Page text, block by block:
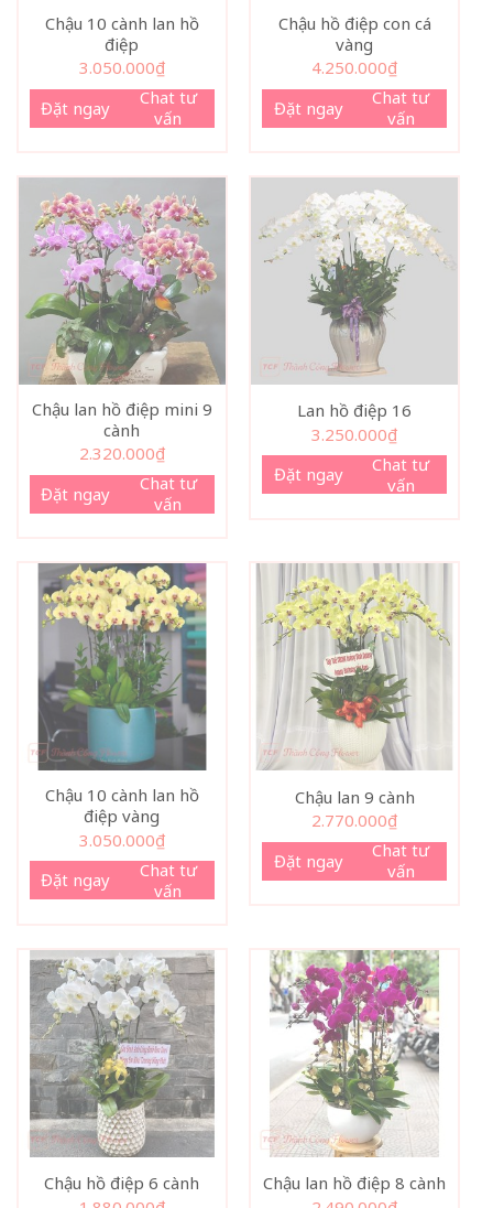
Chậu 10 cành lan hồ
điệp
3.050.000₫
Đặt ngay
Chat tư
vấn
Chậu hồ điệp con cá
vàng
4.250.000₫
Đặt ngay
Chat tư
vấn
Chậu lan hồ điệp mini 9
cành
2.320.000₫
Đặt ngay
Chat tư
vấn
Lan hồ điệp 16
3.250.000₫
Đặt ngay
Chat tư
vấn
Chậu 10 cành lan hồ
điệp vàng
3.050.000₫
Đặt ngay
Chat tư
vấn
Chậu lan 9 cành
2.770.000₫
Đặt ngay
Chat tư
vấn
Chậu hồ điệp 6 cành
Chậu lan hồ điệp 8 cành